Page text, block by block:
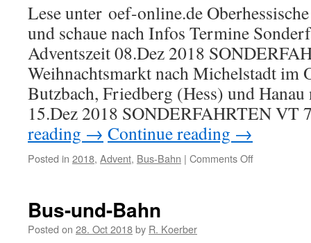
Lese unter oef-online.de
und schaue nach Infos Termine
Adventszeit 08.Dez 2018
Weihnachtsmarkt nach Michelstadt im
Butzbach, Friedberg (Hess) und
15.Dez 2018 SONDERFAHRTEN
reading → Continue reading →
Posted in 2018, Advent, Bus-Bahn | Comments Off
Bus-und-Bahn
Posted on 28. Oct 2018by R. Koerber